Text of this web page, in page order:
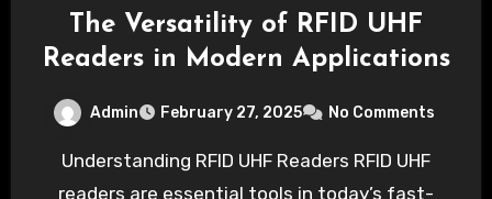
The Versatility of RFID UHF
Readers in Modern Applications
Admin February 27, 2025 No Comments
Understanding RFID UHF Readers RFID UHF
readers are essential tools in today’s fast-